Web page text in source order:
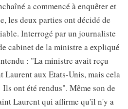
a commencé à enquêter et
les deux parties ont décidé de
Interrogé par un journaliste
cabinet de la ministre a expliqué
: "La ministre avait reçu
Laurent aux Etats-Unis, mais cela
ont été rendus". Même son de
Laurent qui affirme qu'il n'y a